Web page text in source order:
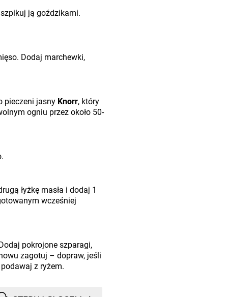
ją goździkami.
Dodaj marchewki,
pieczeni jasny Knorr, który
ogniu przez około 50-
łyżkę masła i dodaj 1
wcześniej
pokrojone szparagi,
zagotuj – dopraw, jeśli
z ryżem.